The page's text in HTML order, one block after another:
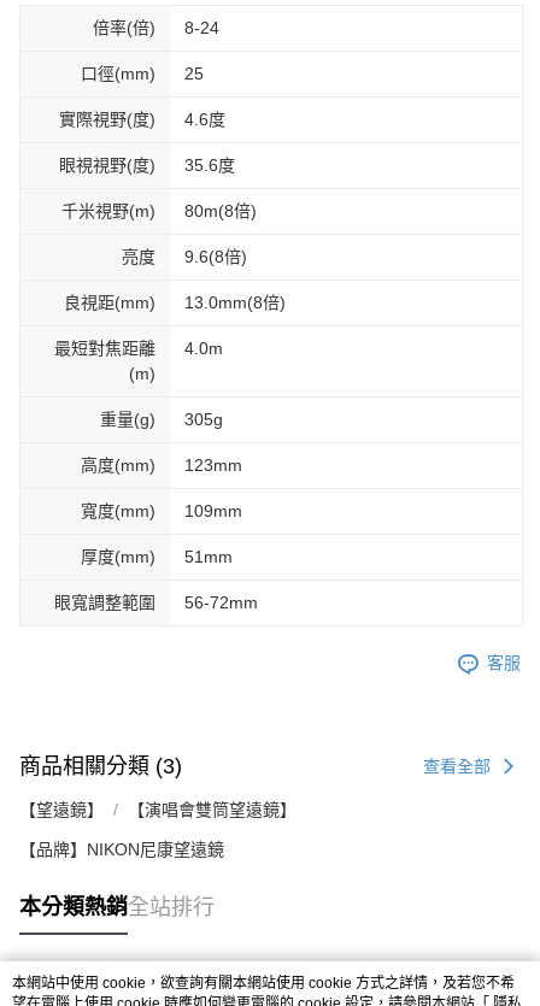
倍率(倍) 8-24
口徑(mm) 25
實際視野(度) 4.6度
眼視視野(度) 35.6度
千米視野(m) 80m(8倍)
亮度 9.6(8倍)
良視距(mm) 13.0mm(8倍)
最短對焦距離
(m)
4.0m
重量(g) 305g
高度(mm) 123mm
寬度(mm) 109mm
厚度(mm) 51mm
眼寬調整範圍 56-72mm
客服
商品相關分類 (3) 查看全部
【望遠鏡】 【演唱會雙筒望遠鏡】
【品牌】NIKON尼康望遠鏡
本分類熱銷全站排行
熱門標籤
本網站中使用 cookie，欲查詢有關本網站使用 cookie 方式之詳情，及若您不希